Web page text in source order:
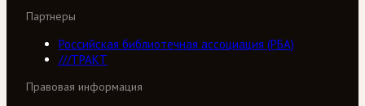
Партнеры
Российская библиотечная ассоциация (РБА)
///ТРАКТ
Правовая информация